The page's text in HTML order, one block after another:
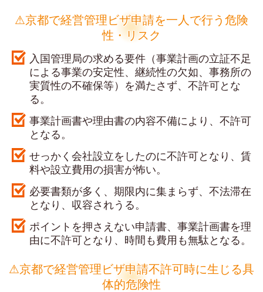
⚠京都で経営管理ビザ申請を一人で行う危険
性・リスク
入国管理局の求める要件（事業計画の立証不足
による事業の安定性、継続性の欠如、事務所の
実質性の不確保等）を満たさず、不許可とな
る。
事業計画書や理由書の内容不備により、不許可
となる。
せっかく会社設立をしたのに不許可となり、賃
料や設立費用の損害が怖い。
必要書類が多く、期限内に集まらず、不法滞在
となり、収容されうる。
ポイントを押さえない申請書、事業計画書を理
由に不許可となり、時間も費用も無駄となる。
⚠京都で経営管理ビザ申請不許可時に生じる具
体的危険性